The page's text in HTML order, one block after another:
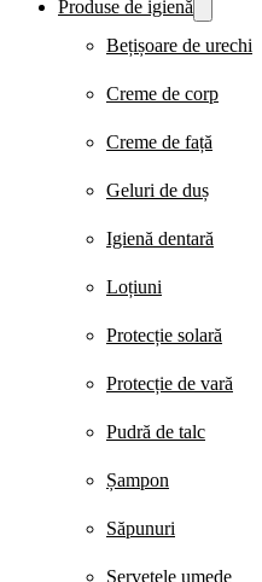
Produse de igienă
Bețișoare de urechi
Creme de corp
Creme de față
Geluri de duș
Igienă dentară
Loțiuni
Protecție solară
Protecție de vară
Pudră de talc
Șampon
Săpunuri
Șervețele umede